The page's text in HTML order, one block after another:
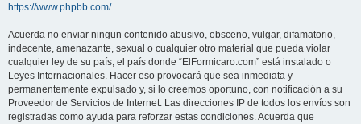
https://www.phpbb.com/.
Acuerda no enviar ningun contenido abusivo, obsceno, vulgar, difamatorio,
indecente, amenazante, sexual o cualquier otro material que pueda violar
cualquier ley de su país, el país donde “ElFormicaro.com” está instalado o
Leyes Internacionales. Hacer eso provocará que sea inmediata y
permanentemente expulsado y, si lo creemos oportuno, con notificación a su
Proveedor de Servicios de Internet. Las direcciones IP de todos los envíos son
registradas como ayuda para reforzar estas condiciones. Acuerda que